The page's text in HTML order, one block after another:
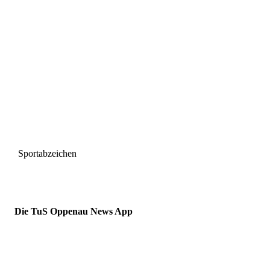
Sportabzeichen
Die TuS Oppenau News App